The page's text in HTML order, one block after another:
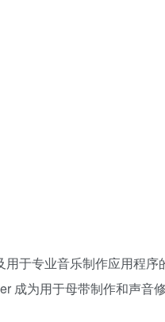
于专业音乐制作应用程序
为用于母带制作和声音